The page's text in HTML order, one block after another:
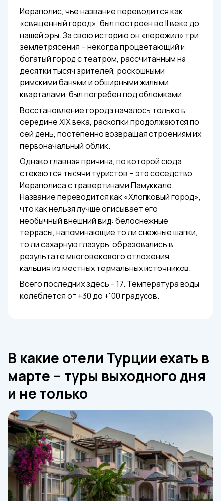
Иераполис, чье название переводится как
«священный город», был построен во II веке до
нашей эры. За свою историю он «пережил» три
землетрясения – некогда процветающий и
богатый город с театром, рассчитанным на
десятки тысяч зрителей, роскошными
римскими банями и обширными жилыми
кварталами, был погребен под обломками.
Восстановление города началось только в
середине XIX века, раскопки продолжаются по
сей день, постепенно возвращая строениям их
первоначальный облик.
Однако главная причина, по которой сюда
стекаются тысячи туристов – это соседство
Иераполиса с травертинами Памуккале.
Название переводится как «Хлопковый город»,
что как нельзя лучше описывает его
необычный внешний вид: белоснежные
террасы, напоминающие то ли снежные шапки,
то ли сахарную глазурь, образовались в
результате многовекового отложения
кальция из местных термальных источников.
Всего последних здесь – 17. Температура воды
колеблется от +30 до +100 градусов.
В какие отели Турции ехать в
марте – туры выходного дня
и не только